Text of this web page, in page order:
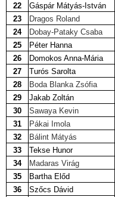
22 Gáspár Mátyás-István
23
Dragos Roland
24
Dobay-Pataky Csaba
25
Péter Hanna
26
Domokos Anna-Mária
27
Turós Sarolta
28
Boda Blanka Zsófia
29
Jakab Zoltán
30
Sawaya Kevin
31
Pákai Imola
32
Bálint Mátyás
33
Tekse Hunor
34
Madaras Virág
35
Bartha Előd
36
Szőcs Dávid